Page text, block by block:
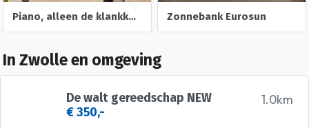
Piano, alleen de klankkast en deel van de ombouw Zonnebank Eurosun
In Zwolle en omgeving
1.0km
De walt gereedschap NEW
€ 350,-